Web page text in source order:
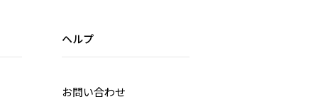
ヘルプ
お問い合わせ